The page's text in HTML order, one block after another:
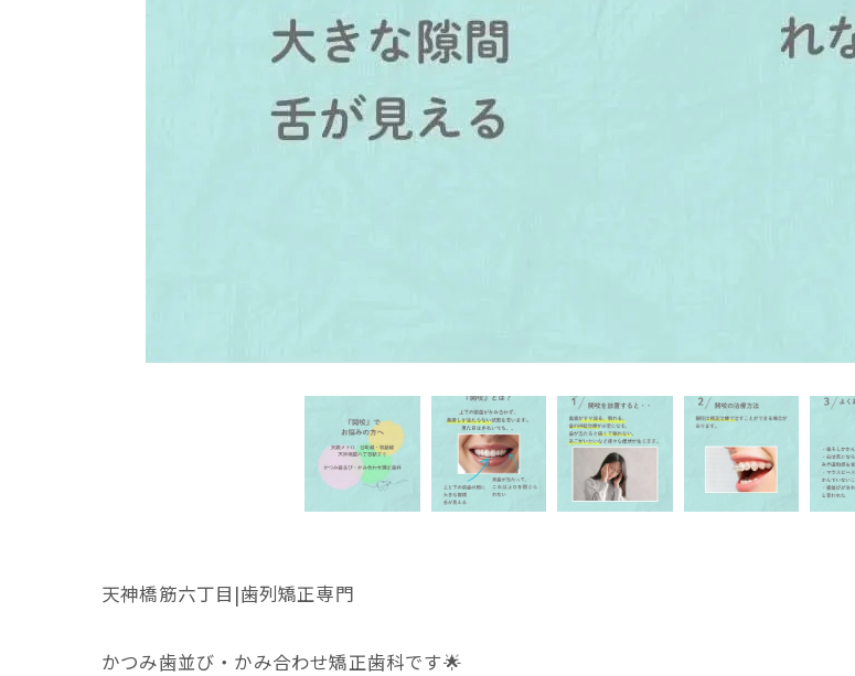
天神橋筋六丁目|歯列矯正専門
かつみ歯並び・かみ合わせ矯正歯科です🌟